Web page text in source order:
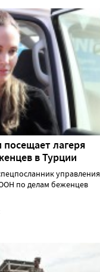
лагеря
в Турции
управления
по делам беженцев